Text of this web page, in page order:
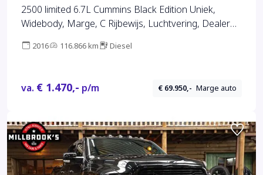
2500 limited 6.7L Cummins Black Edition Uniek,
Widebody, Marge, C Rijbewijs, Luchtvering, Dealer
2016 116.866 km Diesel
va. € 1.470,- p/m € 69.950,- Marge auto